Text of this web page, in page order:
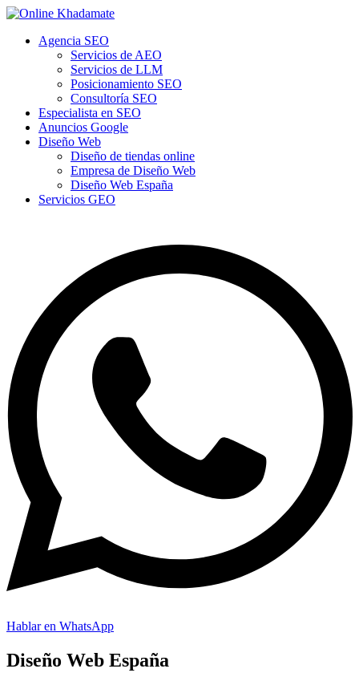
Agencia SEO
Servicios de AEO
Servicios de LLM
Posicionamiento SEO
Consultoría SEO
Especialista en SEO
Anuncios Google
Diseño Web
Diseño de tiendas online
Empresa de Diseño Web
Diseño Web España
Servicios GEO
Hablar en WhatsApp
Diseño Web España